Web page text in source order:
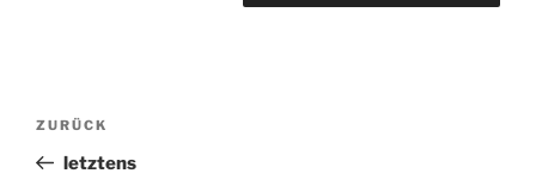
Beitragsnavigation
Vorheriger
Beitrag
ZURÜCK
letztens